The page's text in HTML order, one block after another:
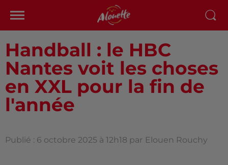
Handball : le HBC
Nantes voit les choses
en XXL pour la fin de
l'année
Publié : 6 octobre 2025 à 12h18 par Elouen Rouchy